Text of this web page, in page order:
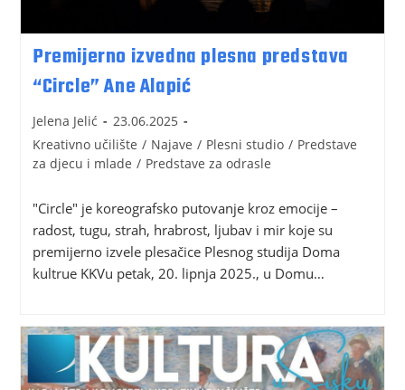
Premijerno izvedna plesna predstava
“Circle” Ane Alapić
Jelena Jelić
23.06.2025
Kreativno učilište / Najave / Plesni studio / Predstave
za djecu i mlade / Predstave za odrasle
"Circle" je koreografsko putovanje kroz emocije –
radost, tugu, strah, hrabrost, ljubav i mir koje su
premijerno izvele plesačice Plesnog studija Doma
kultrue KKVu petak, 20. lipnja 2025., u Domu…